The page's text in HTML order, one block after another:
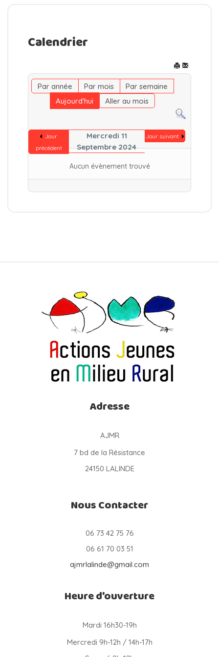
Calendrier
Par année Par mois
Par semaine
Aujourd'hui
Aller au mois
Jour
précédent
Mercredi 11
Septembre 2024
Jour suivant
Aucun évènement trouvé
Adresse
AJMR
7 bd de la Résistance
24150 LALINDE
Nous Contacter
06 73 42 75 76
06 61 70 03 51
ajmrlalinde@gmail.com
Heure d'ouverture
Mardi 16h30-19h
Mercredi 9h-12h / 14h-17h